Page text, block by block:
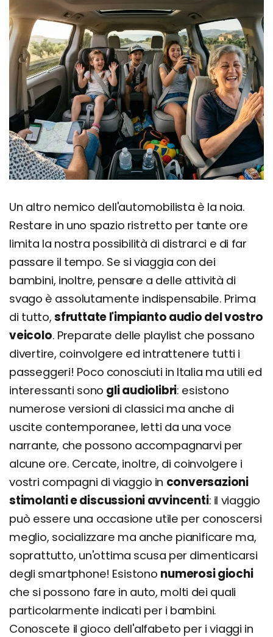
Un altro nemico dell'automobilista è la noia.
Restare in uno spazio ristretto per tante ore
limita la nostra possibilità di distrarci e di far
passare il tempo. Se si viaggia con dei
bambini, inoltre, pensare a delle attività di
svago è assolutamente indispensabile. Prima
di tutto,sfruttate l'impianto audio del vostro
veicolo. Preparate delle playlist che possano
divertire, coinvolgere ed intrattenere tutti i
passeggeri! Poco conosciuti in Italia ma utili ed
interessanti sono gli audiolibri: esistono
numerose versioni di classici ma anche di
uscite contemporanee, letti da una voce
narrante, che possono accompagnarvi per
alcune ore. Cercate, inoltre, di coinvolgere i
vostri compagni di viaggio in conversazioni
stimolanti e discussioni avvincenti: il viaggio
può essere una occasione utile per conoscersi
meglio, socializzare ma anche pianificare ma,
soprattutto, un'ottima scusa per dimenticarsi
degli smartphone! Esistono numerosi giochi
che si possono fare in auto, molti dei quali
particolarmente indicati per i bambini.
Conoscete il gioco dell'alfabeto per i viaggi in